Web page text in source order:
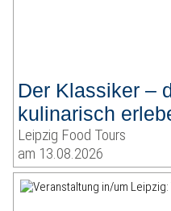
Der Klassiker –
kulinarisch
Leipzig Food Tours
am 13.08.2026